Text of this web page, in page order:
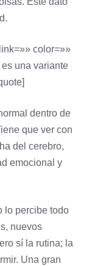
color=»»
una variante
dentro de
que ver con
del cerebro,
emocional y
lo percibe todo
nuevos
sí la rutina; la
Una gran